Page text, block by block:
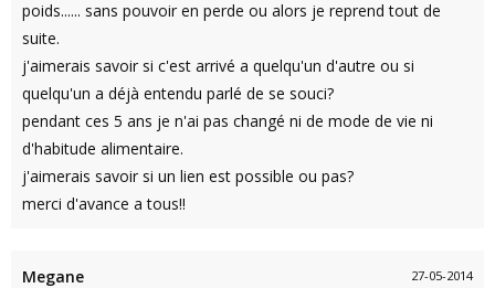
poids...... sans pouvoir en perde ou alors je reprend tout de
suite.
j'aimerais savoir si c'est arrivé a quelqu'un d'autre ou si
quelqu'un a déjà entendu parlé de se souci?
pendant ces 5 ans je n'ai pas changé ni de mode de vie ni
d'habitude alimentaire.
j'aimerais savoir si un lien est possible ou pas?
merci d'avance a tous!!
27-05-2014
Megane